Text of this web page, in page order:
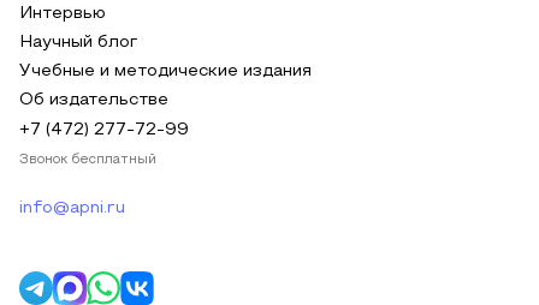
Интервью
Научный блог
Учебные и методические издания
Об издательстве
+7 (472) 277-72-99
Звонок бесплатный
info@apni.ru